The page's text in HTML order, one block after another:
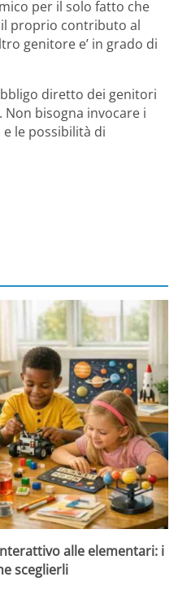
per il solo fatto che
proprio contributo al
genitore e’ in grado di
diretto dei genitori
bisogna invocare i
le possibilità di
alle elementari: i
sceglierli